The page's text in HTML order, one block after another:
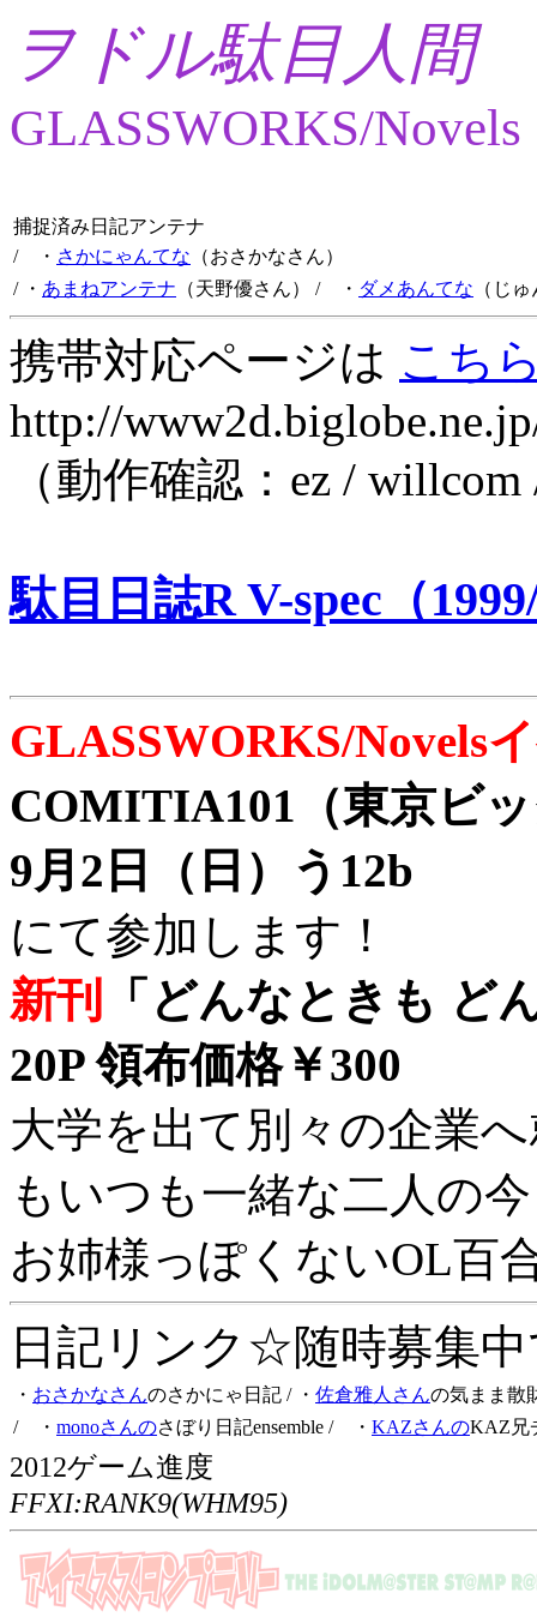
ヲドル駄目人間
GLASSWORKS/Novels
捕捉済み日記アンテナ
/ ・ さかにゃんてな （おさかなさん）
/ ・ あまねアンテナ （天野優さん） / ・ ダメあんてな （じ
携帯対応ページは こち
http://
（動作確認：ez /
駄目日誌R V-spec（
GLASSWORKS/Novels
COMITIA101（東京ビ
9月2日（日）う12b
にて参加します！
新刊
「どんなときも ど
20P 領布価格￥300
大学を出て別々の企業
もいつも一緒な二人の
お姉様っぽくないOL百
日記リンク☆随時募集
・ おさかなさんのさかにゃ日記 / ・ 佐倉雅人さんの気まま散
/ ・ monoさんのさぼり日記ensemble / ・ KAZさんのKAZ兄
2012ゲーム進度
FFXI:RANK9(WHM95)